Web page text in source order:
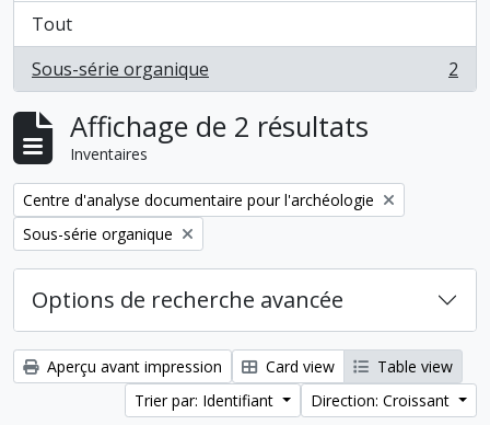
Tout
Sous-série organique
, 2 résultats 2
Affichage de 2 résultats
Inventaires
Remove filter:
Centre d'analyse documentaire pour l'archéologie
Remove filter:
Sous-série organique
Options de recherche avancée
Aperçu avant impression Card view
Table view
Trier par: Identifiant
Direction: Croissant